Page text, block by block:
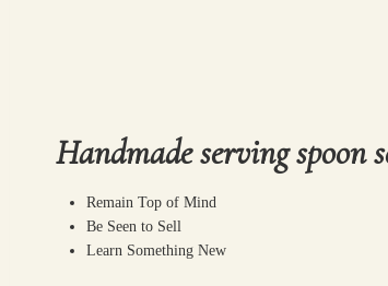
Handmade serving spoon
Remain Top of Mind
Be Seen to Sell
Learn Something New